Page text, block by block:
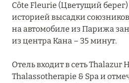
Côte Fleurie (Цветущий берег)
историей высадки союзников
на автомобиле из Парижа
из центра Кана – 35 минут.
Отель входит в сеть Thalazur
Thalassotherapie & Spa и